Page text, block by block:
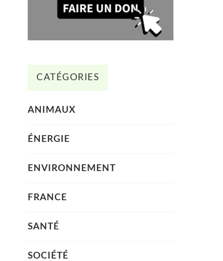
CATÉGORIES
ANIMAUX
ÉNERGIE
ENVIRONNEMENT
FRANCE
SANTÉ
SOCIÉTÉ